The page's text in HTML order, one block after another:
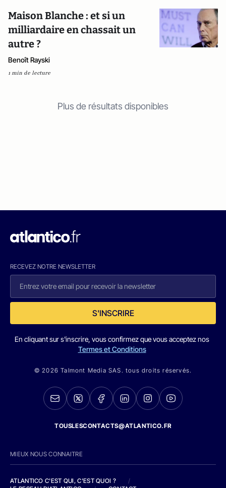
Maison Blanche : et si un
milliardaire en chassait un
autre ?
Benoît Rayski
1 min de lecture
Plus de résultats disponibles
RECEVEZ NOTRE NEWSLETTER
S'INSCRIRE
En cliquant sur s'inscrire, vous confirmez que vous acceptez nos
Termes et Conditions
© 2026 Talmont Media SAS. tous droits réservés.
TOUSLESCONTACTS@ATLANTICO.FR
MIEUX NOUS CONNAITRE
ATLANTICO C'EST QUI, C'EST QUOI ?
/